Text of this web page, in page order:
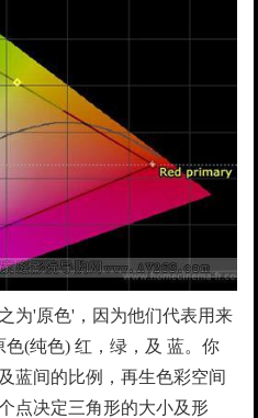
为'原色'，因为他们代表用来
(纯色) 红，绿，及 蓝。你
蓝间的比例，再生色彩空间
点决定三角形的大小及形